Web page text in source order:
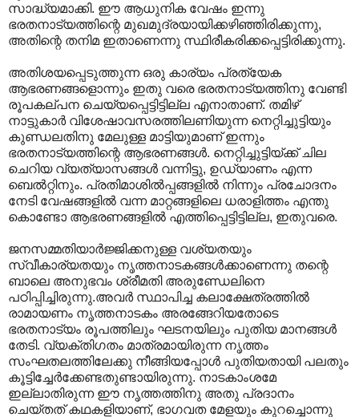
സാദ്ധ്യമാക്കി. ഈ ആധുനിക വേഷം ഇന്നു
ഭരതനാട്യത്തിന്റെ മുഖമുദ്രയായിക്കഴിഞ്ഞിരിക്കുന്നു,
അതിന്റെ തനിമ ഇതാണെന്നു സ്ഥിരീകരിക്കപ്പെട്ടിരിക്കുന്നു.
അതിശയപ്പെടുത്തുന്ന ഒരു കാര്യം പ്രത്യേക
ആഭരണങ്ങളൊന്നും ഇതു വരെ ഭരതനാട്യത്തിനു വേണ്ടി
രൂപകല്പന ചെയ്യപ്പെട്ടിട്ടില്ല എനാതാണ്. തമിഴ്
നാട്ടുകാര്‍ വിശേഷാവസരത്തിലണിയുന്ന നെറ്റിച്ചുട്ടിയും
കുണ്ഡലതിനു മേലുള്ള മാട്ടിയുമാണ് ഇന്നും
ഭരതനാട്യത്തിന്റെ ആഭരണങ്ങള്‍. നെറ്റിച്ചുട്ടിയ്ക്ക് ചില
ചെറിയ വ്യത്യാസങ്ങള്‍ വന്നിട്ടു, ഉഡ്യാണം എന്ന
ബെല്‍റ്റിനും. പ്രതിമാശില്‍പ്പങ്ങളില്‍ നിന്നും പ്രചോദനം
നേടി വേഷങ്ങളില്‍ വന്ന മാറ്റങ്ങളിലെ ധരാളിത്തം എന്തു
കൊണ്ടോ ആഭരണങ്ങളില്‍‍ എത്തിപ്പെട്ടിട്ടില്ല, ഇതുവരെ.
ജനസമ്മതിയാര്‍ജ്ജിക്കനുള്ള വശ്യതയും
സ്വീകാര്യതയും നൃത്തനാടകങ്ങള്‍ക്കാണെന്നു തന്റെ
ബാലെ അനുഭവം ശ്രീമതി അരുണ്ഡേലിനെ
പഠിപ്പിച്ചിരുന്നു.അവര്‍ സ്ഥാപിച്ച കലാക്ഷേത്രത്തില്‍
രാമായണം നൃത്തനാടകം അരങ്ങേറിയതോടെ
ഭരതനാട്യം രൂപത്തിലും ഘടനയിലും പുതിയ മാനങ്ങള്‍
തേടി. വ്യക്തിഗതം മാത്രമായിരുന്ന നൃത്തം
സംഘതലത്തിലേക്കു നീങ്ങിയപ്പോള്‍ പുതിയതായി പലതും
കൂട്ടിച്ചേര്‍ക്കേണ്ടതുണ്ടായിരുന്നു. നാടകാംശമേ
ഇല്ലാതിരുന്ന ഈ നൃത്തത്തിനു അതു പ്രദാനം
ചെയ്തത് കഥകളിയാണ്, ഭാഗവത മേളയും കുറച്ചൊന്നു